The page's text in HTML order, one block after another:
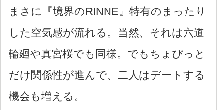
まさに『境界のRINNE』特有のまったり
した空気感が流れる。当然、それは六道
輪廻や真宮桜でも同様。でもちょぴっと
だけ関係性が進んで、二人はデートする
機会も増える。